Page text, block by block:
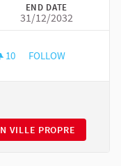
END DATE
31/12/2032
10 10 FOLLOWERS
FOLLOW
VILLE PROPRE
VILLE PROPRE